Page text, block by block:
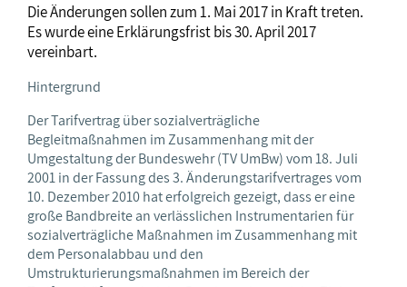
Die Änderungen sollen zum 1. Mai 2017 in Kraft treten.
Es wurde eine Erklärungsfrist bis 30. April 2017
vereinbart.
Hintergrund
Der Tarifvertrag über sozialverträgliche
Begleitmaßnahmen im Zusammenhang mit der
Umgestaltung der Bundeswehr (TV UmBw) vom 18. Juli
2001 in der Fassung des 3. Änderungstarifvertrages vom
10. Dezember 2010 hat erfolgreich gezeigt, dass er eine
große Bandbreite an verlässlichen Instrumentarien für
sozialverträgliche Maßnahmen im Zusammenhang mit
dem Personalabbau und den
Umstrukturierungsmaßnahmen im Bereich der